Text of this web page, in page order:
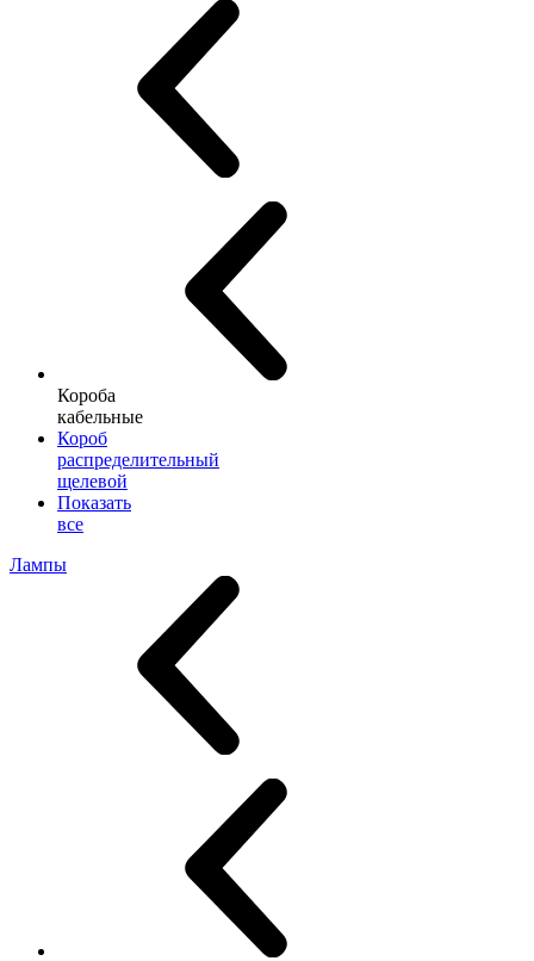
Короба
кабельные
Короб
распределительный
щелевой
Показать
все
Лампы